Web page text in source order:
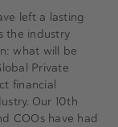
left a lasting
the industry
what will be
Private
financial
Our 10th
COOs have had